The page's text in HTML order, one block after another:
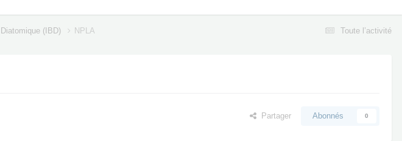
Toute l’activité
(IBD) NPLA
Partager Abonnés 0